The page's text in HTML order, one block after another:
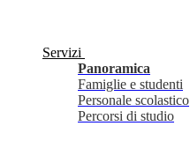
Servizi
Panoramica
Famiglie e studenti
Personale scolastico
Percorsi di studio